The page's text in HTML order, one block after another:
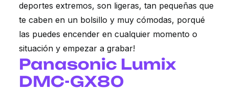
deportes extremos, son ligeras, tan pequeñas que
te caben en un bolsillo y muy cómodas, porqué
las puedes encender en cualquier momento o
situación y empezar a grabar!
Panasonic Lumix
DMC-GX80